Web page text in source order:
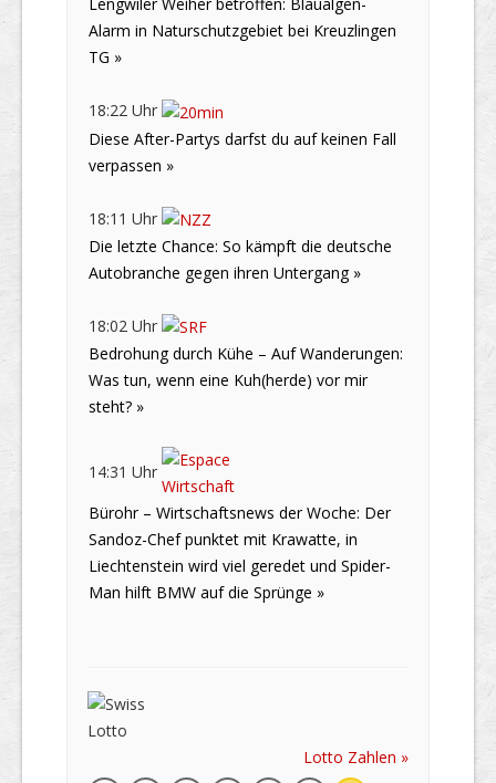
Alarm in Naturschutzgebiet bei Kreuzlingen
TG »
18:22 Uhr
Diese After-Partys darfst du auf keinen Fall
verpassen »
18:11 Uhr
Die letzte Chance: So kämpft die deutsche
Autobranche gegen ihren Untergang »
18:02 Uhr
Bedrohung durch Kühe – Auf Wanderungen:
Was tun, wenn eine Kuh(herde) vor mir
steht? »
14:31 Uhr
Bürohr – Wirtschaftsnews der Woche: Der
Sandoz-Chef punktet mit Krawatte, in
Liechtenstein wird viel geredet und Spider-
Man hilft BMW auf die Sprünge »
Lotto Zahlen »